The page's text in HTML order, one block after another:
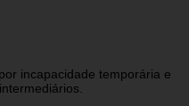
incapacidade temporária e